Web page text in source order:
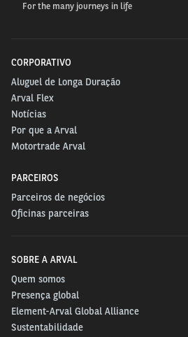
For the many journeys in life
CORPORATIVO
Aluguel de Longa Duração
Arval Flex
Notícias
Por que a Arval
Motortrade Arval
PARCEIROS
Parceiros de negócios
Oficinas parceiras
SOBRE A ARVAL
Quem somos
Presença global
Element-Arval Global Alliance
Sustentabilidade